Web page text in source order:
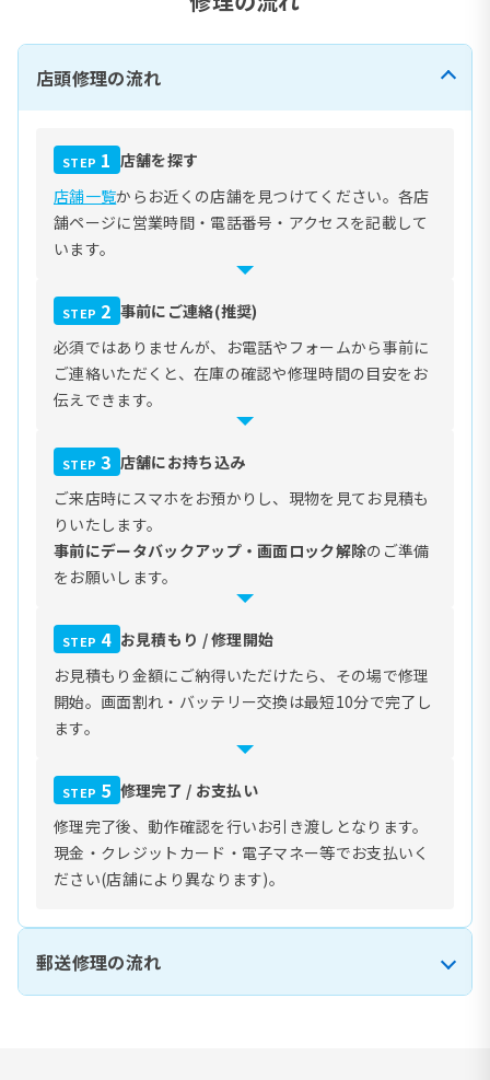
店頭修理の流れ
STEP 1 店舗を探す
店舗一覧からお近くの店舗を見つけてください。各店
舗ページに営業時間・電話番号・アクセスを記載して
います。
STEP 2 事前にご連絡(推奨)
必須ではありませんが、お電話やフォームから事前に
ご連絡いただくと、在庫の確認や修理時間の目安をお
伝えできます。
STEP 3 店舗にお持ち込み
ご来店時にスマホをお預かりし、現物を見てお見積も
りいたします。
事前にデータバックアップ・画面ロック解除のご準備
をお願いします。
STEP 4 お見積もり / 修理開始
お見積もり金額にご納得いただけたら、その場で修理
開始。画面割れ・バッテリー交換は最短10分で完了し
ます。
STEP 5 修理完了 / お支払い
修理完了後、動作確認を行いお引き渡しとなります。
現金・クレジットカード・電子マネー等でお支払いく
ださい(店舗により異なります)。
郵送修理の流れ